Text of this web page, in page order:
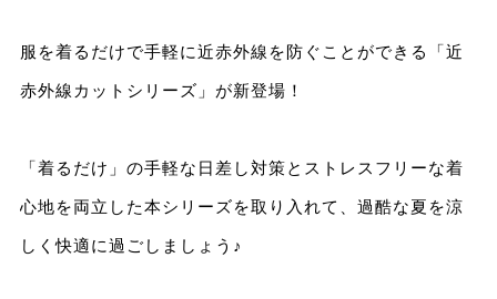
服を着るだけで手軽に近赤外線を防ぐことができる「近
赤外線カットシリーズ」が新登場！
「着るだけ」の手軽な日差し対策とストレスフリーな着
心地を両立した本シリーズを取り入れて、過酷な夏を涼
しく快適に過ごしましょう♪